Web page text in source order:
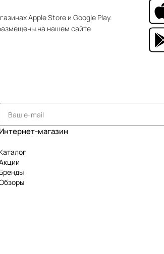
Apple Store и Google Play.
на нашем сайте
Интернет-магазин
Каталог
Бренды